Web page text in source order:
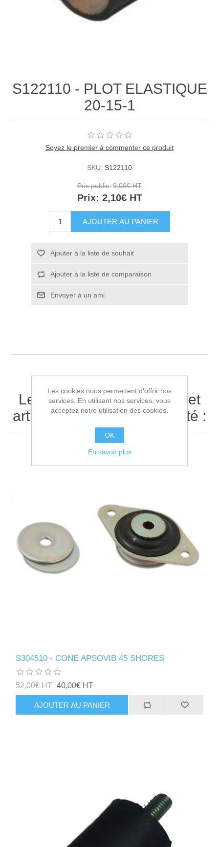
S122110 - PLOT ELASTIQUE
20-15-1
Soyez le premier à commenter ce produit
SKU: S122110
Prix public: 9,00€ HT
Prix: 2,10€ HT
AJOUTER AU PANIER
Ajouter à la liste de souhait
Ajouter à la liste de comparaison
Envoyer à un ami
Les clients ayant acheté cet
article ont également acheté :
S304510 - CONE APSOVIB 45 SHORES
52,00€ HT 40,00€ HT
AJOUTER AU PANIER
Les cookies nous permettent d'offrir nos
services. En utilisant nos services, vous
acceptez notre utilisation des cookies.
OK
En savoir plus